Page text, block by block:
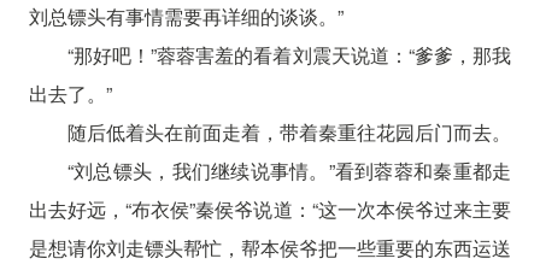
刘总镖头有事情需要再详细的谈谈。”
“那好吧！”蓉蓉害羞的看着刘震天说道：“爹爹，那我
出去了。”
随后低着头在前面走着，带着秦重往花园后门而去。
“刘总镖头，我们继续说事情。”看到蓉蓉和秦重都走
出去好远，“布衣侯”秦侯爷说道：“这一次本侯爷过来主要
是想请你刘走镖头帮忙，帮本侯爷把一些重要的东西运送